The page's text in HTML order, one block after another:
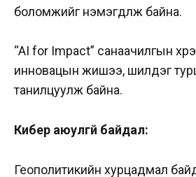
боломжийг нэмэгдүүлж байна.
“AI for Impact” санаачилгын
инновацын жишээ, шилдэг
танилцуулж байна.
Кибер аюулгүй байдал:
Геополитикийн хурцадмал